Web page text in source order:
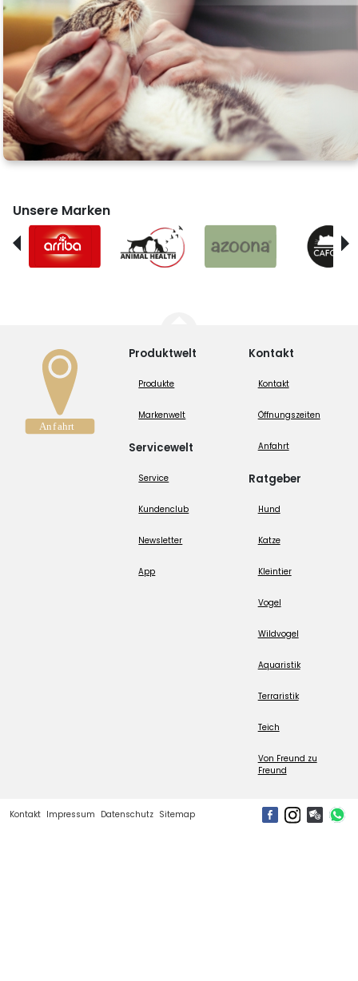
Unsere Marken
Produktwelt
Produkte
Markenwelt
Servicewelt
Service
Kundenclub
Newsletter
App
Kontakt
Kontakt
Öffnungszeiten
Anfahrt
Ratgeber
Hund
Katze
Kleintier
Vogel
Wildvogel
Aquaristik
Terraristik
Teich
Von Freund zu
Freund
Kontakt Impressum Datenschutz Sitemap